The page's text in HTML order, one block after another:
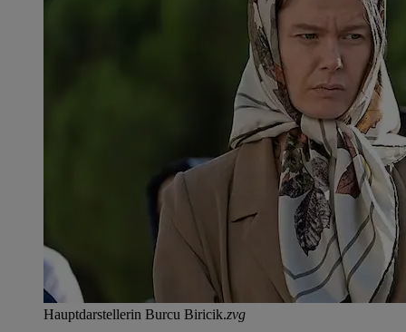
Hauptdarstellerin Burcu Biricik.zvg